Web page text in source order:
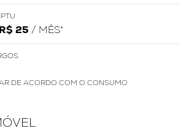
IPTU
R$ 25 / MÊS*
DE ACORDO COM O CONSUMO